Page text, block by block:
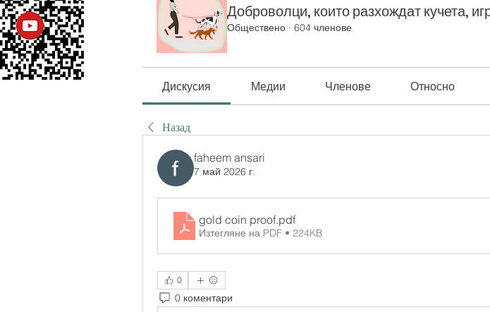
Доброволци, които разхождат кучета,
Обществено · 604 членове
Дискусия Медии Членове Относно
Назад
faheem ansari
7 май 2026 г.
gold coin proof.pdf
Изтегляне на PDF • 224KB
0
0 коментари